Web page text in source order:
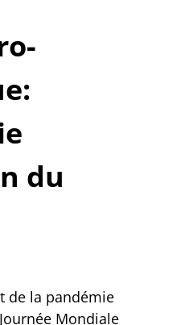
du
de la pandémie
Mondiale